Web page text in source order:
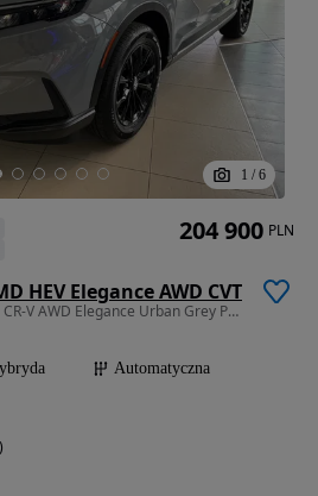
1 / 6
HEV Elegance AWD CVT
1993 cm3 • 184 KM • Honda CR-V AWD Elegance Urban Grey Pearl
Automatyczna
204 900 PLN